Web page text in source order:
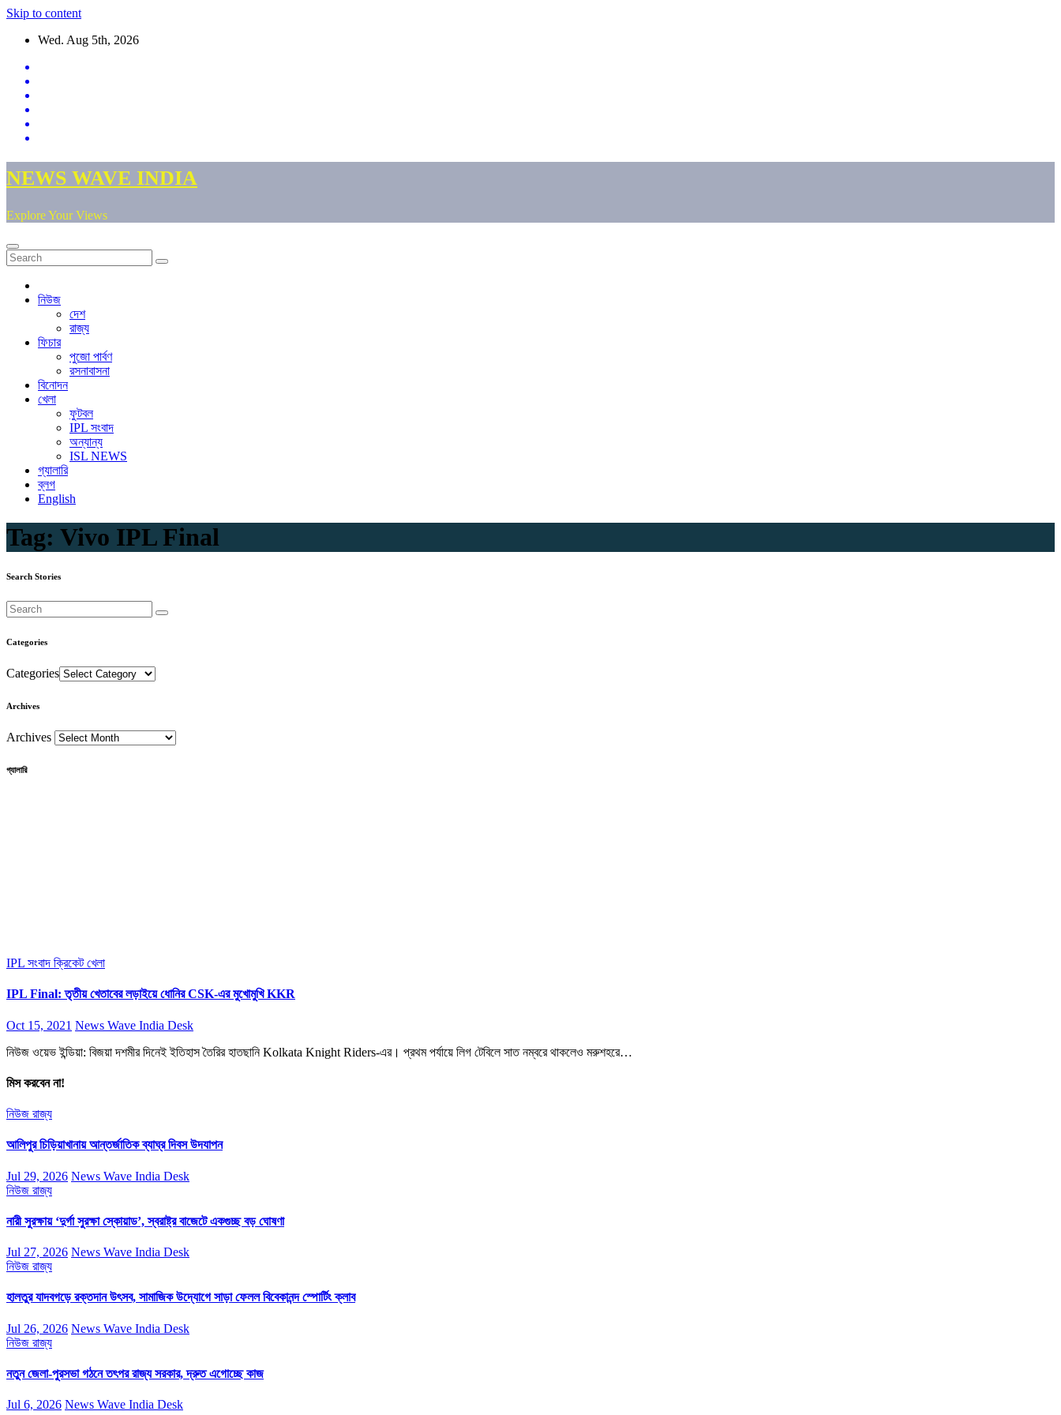
Skip to content
Wed. Aug 5th, 2026
NEWS WAVE INDIA
Explore Your Views
নিউজ
দেশ
রাজ্য
ফিচার
পুজো পার্বণ
রসনাবাসনা
বিনোদন
খেলা
ফুটবল
IPL সংবাদ
অন্যান্য
ISL NEWS
গ্যালারি
ব্লগ
English
Tag: Vivo IPL Final
Search Stories
Categories
Categories
Archives
Archives
গ্যালারি
IPL সংবাদ ক্রিকেটখেলা
IPL Final: তৃতীয় খেতাবের লড়াইয়ে ধোনির CSK-এর মুখোমুখি KKR
Oct 15, 2021 News Wave India Desk
নিউজ ওয়েভ ইন্ডিয়া: বিজয়া দশমীর দিনেই ইতিহাস তৈরির হাতছানি Kolkata Knight Riders-এর। প্রথম পর্যায়ে লিগ টেবিলে সাত নম্বরে থাকলেও মরুশহরে…
মিস করবেন না!
নিউজ রাজ্য
আলিপুর চিড়িয়াখানায় আন্তর্জাতিক ব্যাঘ্র দিবস উদযাপন
Jul 29, 2026 News Wave India Desk
নিউজ রাজ্য
নারী সুরক্ষায় ‘দুর্গা সুরক্ষা স্কোয়াড’, স্বরাষ্ট্র বাজেটে একগুচ্ছ বড় ঘোষণা
Jul 27, 2026 News Wave India Desk
নিউজ রাজ্য
হালতুর যাদবগড়ে রক্তদান উৎসব, সামাজিক উদ্যোগে সাড়া ফেলল বিবেকানন্দ স্পোর্টিং ক্লাব
Jul 26, 2026 News Wave India Desk
নিউজ রাজ্য
নতুন জেলা-পুরসভা গঠনে তৎপর রাজ্য সরকার, দ্রুত এগোচ্ছে কাজ
Jul 6, 2026 News Wave India Desk